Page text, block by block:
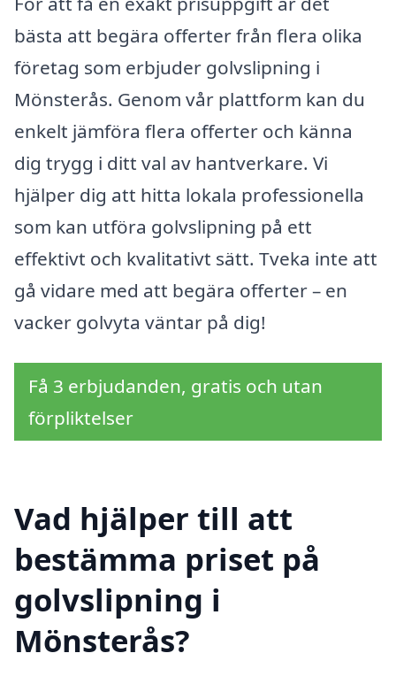
bästa att begära offerter från flera olika
företag som erbjuder golvslipning i
Mönsterås. Genom vår plattform kan du
enkelt jämföra flera offerter och känna
dig trygg i ditt val av hantverkare. Vi
hjälper dig att hitta lokala professionella
som kan utföra golvslipning på ett
effektivt och kvalitativt sätt. Tveka inte att
gå vidare med att begära offerter – en
vacker golvyta väntar på dig!
Få 3 erbjudanden, gratis och utan
förpliktelser
Vad hjälper till att
bestämma priset på
golvslipning i
Mönsterås?